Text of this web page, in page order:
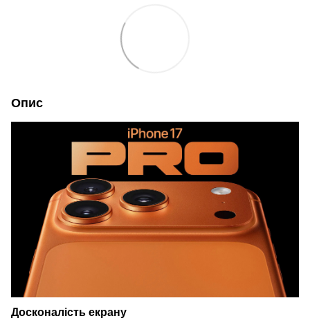
Опис
Досконалість екрану